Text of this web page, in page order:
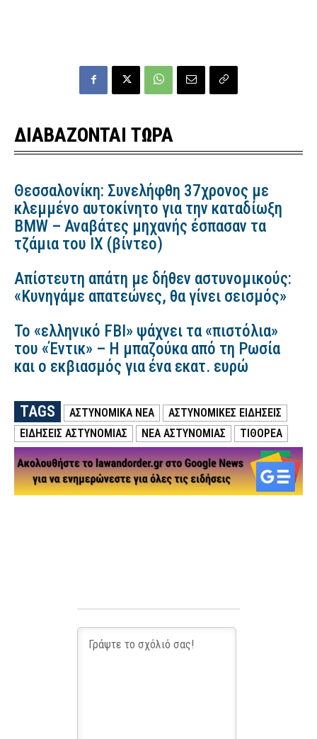
ΔΙΑΒΑΖΟΝΤΑΙ ΤΩΡΑ
Θεσσαλονίκη: Συνελήφθη 37χρονος με
κλεμμένο αυτοκίνητο για την καταδίωξη
BMW – Αναβάτες μηχανής έσπασαν τα
τζάμια του ΙΧ (βίντεο)
Απίστευτη απάτη με δήθεν αστυνομικούς:
«Κυνηγάμε απατεώνες, θα γίνει σεισμός»
Το «ελληνικό FBI» ψάχνει τα «πιστόλια»
του «Έντικ» – Η μπαζούκα από τη Ρωσία
και ο εκβιασμός για ένα εκατ. ευρώ
TAGS ΑΣΤΥΝΟΜΙΚΑ ΝΕΑ
ΑΣΤΥΝΟΜΙΚΕΣ ΕΙΔΗΣΕΙΣ
ΕΙΔΗΣΕΙΣ ΑΣΤΥΝΟΜΙΑΣ
ΝΕΑ ΑΣΤΥΝΟΜΙΑΣ ΤΙΘΟΡΕΑ